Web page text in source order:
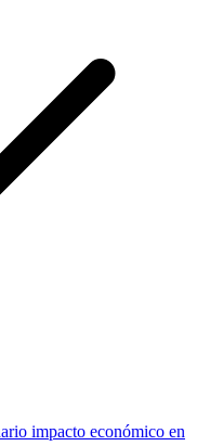
impacto económico en